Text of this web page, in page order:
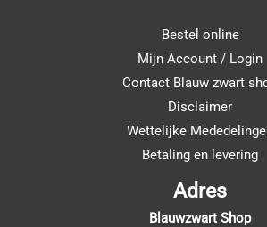
Bestel online
Mijn Account / Login
Contact Blauw zwart
Disclaimer
Wettelijke
Betaling en levering
Adres
Blauwzwart Shop